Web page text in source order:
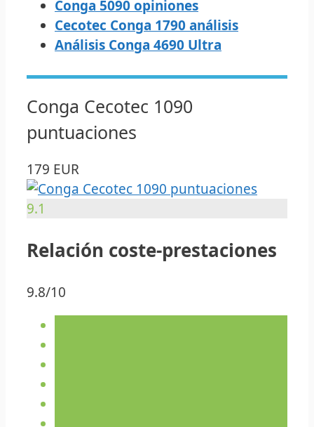
Conga 5090 opiniones
Cecotec Conga 1790 análisis
Análisis Conga 4690 Ultra
Conga Cecotec 1090
puntuaciones
179 EUR
9.1
Relación coste-prestaciones
9.8/10